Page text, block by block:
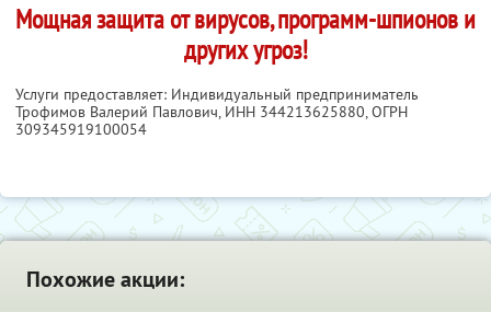
Мощная защита от вирусов, программ-шпионов и
других угроз!
Услуги предоставляет: Индивидуальный предприниматель
Трофимов Валерий Павлович, ИНН 344213625880, ОГРН
309345919100054
Похожие акции: